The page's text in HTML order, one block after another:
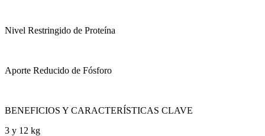
Nivel Restringido de Proteína
Aporte Reducido de Fósforo
BENEFICIOS Y CARACTERÍSTICAS CLAVE
3 y 12 kg